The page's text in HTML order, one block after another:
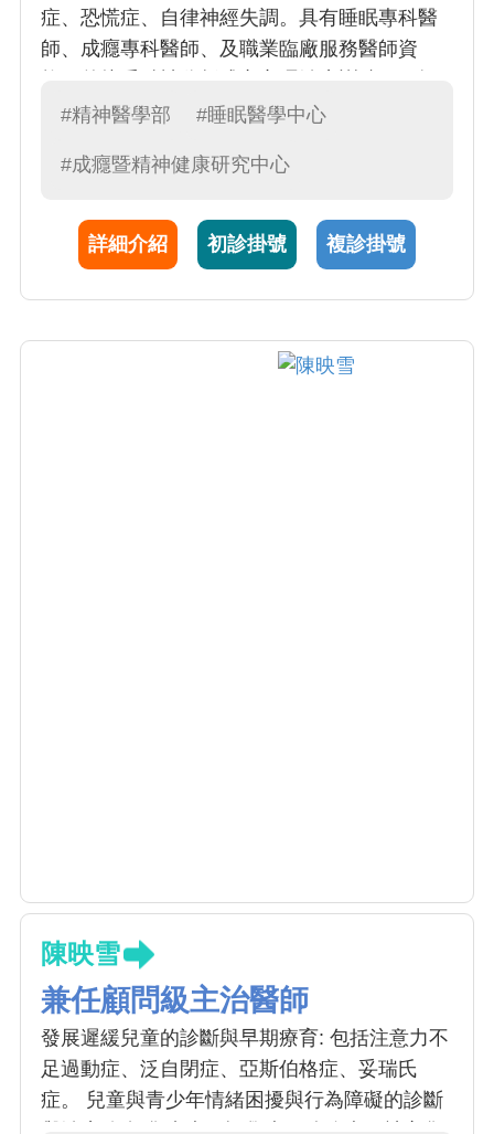
症、恐慌症、自律神經失調。具有睡眠專科醫
師、成癮專科醫師、及職業臨廠服務醫師資
供精神官能症在藥物治療之外的選擇。臨床服
合醫院最佳醫師獎，2015年獲台灣大學傑出畢
優良獎。分別於2018年及2019年獲美國酒精與
酒癮國家研究院與芬蘭科學院合作研究獎助，
並於2019年獲台灣成癮科學會年輕研究者獎。
#精神醫學部 #睡眠醫學中心
#成癮暨精神健康研究中心
詳細介紹 初診掛號 複診掛號
陳映雪
兼任顧問級主治醫師
發展遲緩兒童的診斷與早期療育: 包括注意力不
足過動症、泛自閉症、亞斯伯格症、妥瑞氏
症。 兒童與青少年情緒困擾與行為障礙的診斷